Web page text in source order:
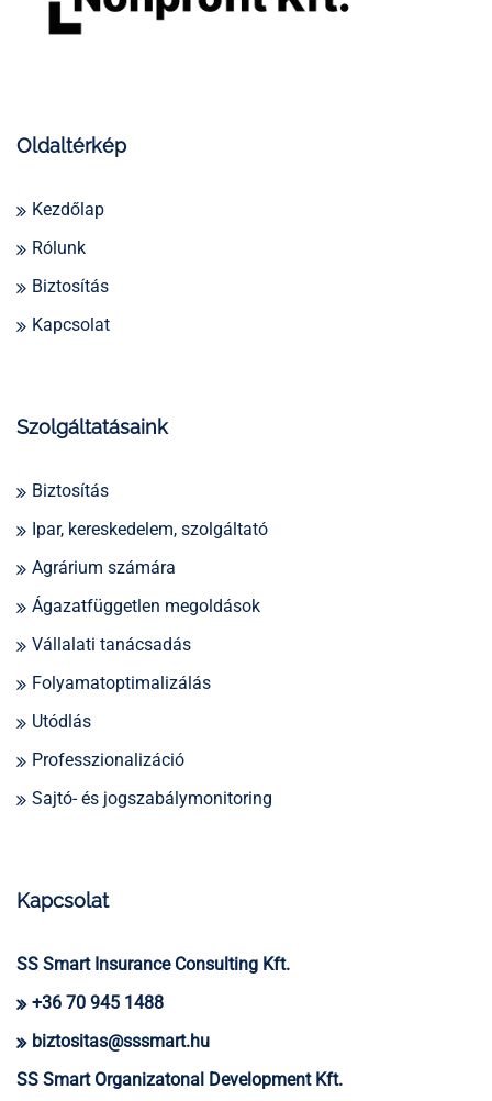
Oldaltérkép
Kezdőlap
Rólunk
Biztosítás
Kapcsolat
Szolgáltatásaink
Biztosítás
Ipar, kereskedelem, szolgáltató
Agrárium számára
Ágazatfüggetlen megoldások
Vállalati tanácsadás
Folyamatoptimalizálás
Utódlás
Professzionalizáció
Sajtó- és jogszabálymonitoring
Kapcsolat
SS Smart Insurance Consulting Kft.
+36 70 945 1488
biztositas@sssmart.hu
SS Smart Organizatonal Development Kft.